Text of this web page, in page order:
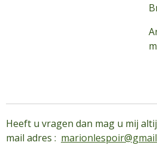
Heeft u vragen dan mag u mij
mail adres :